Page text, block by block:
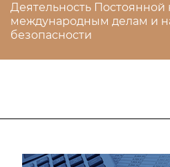
Деятельность
международным делам и
безопасности